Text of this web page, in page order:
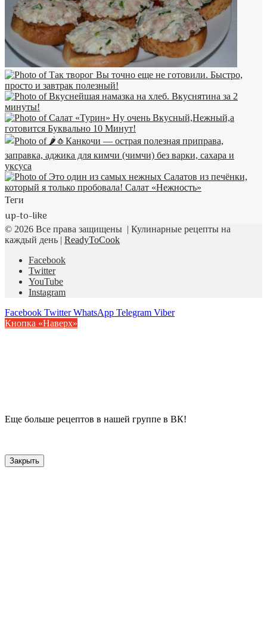
Теги
up-to-like
© 2026 Все права защищены | Кулинарные рецепты на
каждый день | ReadyToCook
Facebook
Twitter
YouTube
Instagram
Facebook Twitter WhatsApp Telegram Viber
Кнопка «Наверх»
Еще больше рецептов в нашей группе в ВК!
Закрыть